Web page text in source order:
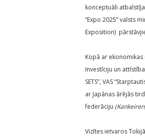
konceptuāli
“Expo 2025” valsts
Exposition)
Kopā ar
Investīciju un
SETS”, VAS
ar Japānas ārējās
federāciju
Vizītes ietvaros